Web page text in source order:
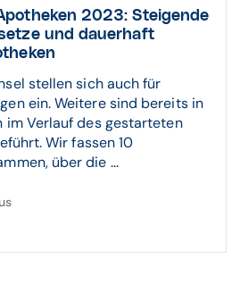
2023: Steigende
und dauerhaft
stellen sich auch für
ein. Weitere sind bereits in
im Verlauf des gestarteten
Wir fassen 10
über die ...